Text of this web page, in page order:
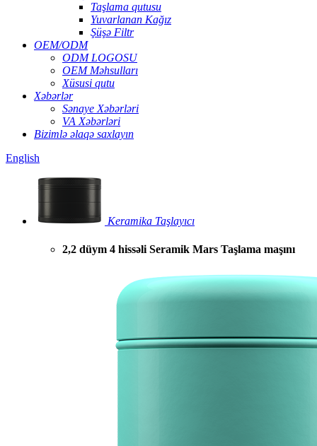
Taşlama qutusu
Yuvarlanan Kağız
Şüşə Filtr
OEM/ODM
ODM LOGOSU
OEM Məhsulları
Xüsusi qutu
Xəbərlər
Sənaye Xəbərləri
VA Xəbərləri
Bizimlə əlaqə saxlayın
English
Keramika Taşlayıcı
2,2 düym 4 hissəli Seramik Mars Taşlama maşını